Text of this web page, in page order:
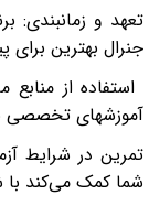
تعهد و زمانبندی:
جنرال بهترین
استفاده از منابع
آموزشهای تخصصی
تمرین در شرایط
شما کمک می‌کند با